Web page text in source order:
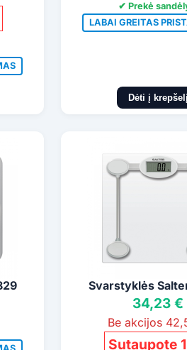
✔ Prekė
LABAI GREITAS
Dėti į krepšelį
Svarstyklės
34,23 €
Be akcijos
Sutaupote